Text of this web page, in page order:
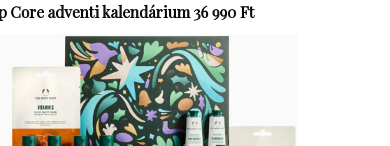
Core adventi kalendárium 36 990 Ft